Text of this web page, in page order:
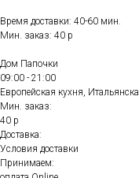
Время доставки: 40-60 мин.
Мин. заказ: 40 р
Дом Папочки
09:00 - 21:00
Европейская кухня,
Мин. заказ:
40 р
Доставка:
Условия доставки
Принимаем: